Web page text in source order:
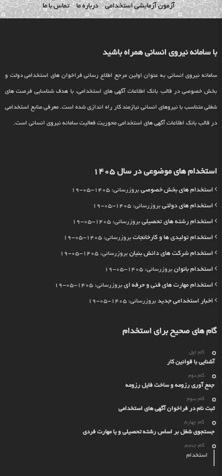
آزمون آزمایشی استخدامی
درباره ما تماس با ما
با سامانه نیروی انسانی همراه باشید
سامانه نیروی انسانی به عنوان اولین مرجع اطلاع رسانی فراخوان های استخدامی دولت و
بخش خصوصی در قالب بانک اطلاعات آگهی های استخدامی، با هدف شناسایی فرصت های
شغلی متناسب با نیروهای انسانی نیازمند کار راه اندازی شده است. معرفی منابع استخدامی
در قالب بانک اطلاعات آگهی های استخدامی محوریت فعالیت سامانه نیروی انسانی است.
استخدام های موضوعی در سال 1405
استخدام های بخش خصوصی بروزرسانی: 1405-05-19
استخدام های دولتی بروزرسانی: 1405-05-19
استخدام رشته های تحصیلی بروزرسانی: 1405-05-19
استخدام تولیدی ها و کارخانجات بروزرسانی: 1405-05-19
استخدام شرکت های دانش بنیان بروزرسانی: 1405-05-19
استخدام بانوان بروزرسانی: 1405-05-19
استخدام مهارت های فنی و حرفه ای بروزرسانی: 1405-05-19
اخبار استخدامی جدید بروزرسانی: 1405-05-19
گام های صحیح برای استخدام
گام اول
آشنایی با قوانین کار
گام دوم
جمع آوری رزومه و ساخت فایل رزومه
گام سوم
ثبت نام در فراخوان آگهی های استخدامی
گام چهارم
جستجوی شغل بر اساس رشته تحصیلی و یا مهارت فردی
گام چنجم
استخدام